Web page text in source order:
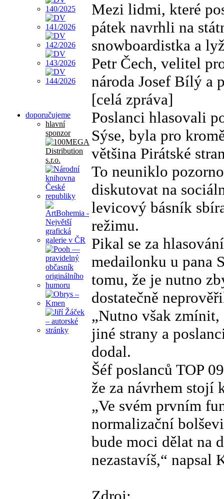
doporučujeme
hlavní
sponzor
Mezi lidmi, které
pátek navrhli na
snowboardistka a
Petr Čech, velitel
národa Josef Bílý a
[celá zpráva]
Poslanci hlasovali
Sýse, byla pro
většina Pirátské
To neuniklo
diskutovat na
levicový básník
režimu.
Pikal se za
medailonku u pana
tomu, že je nutno
dostatečně
„Nutno však zmínit,
jiné strany a
dodal.
Šéf poslanců TOP
že za návrhem stojí
„Ve svém prvním
normalizační
bude moci dělat na
nezastavíš,“ napsal